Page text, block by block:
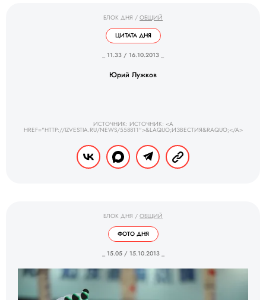
БЛОК ДНЯ / ОБЩИЙ
ЦИТАТА ДНЯ
_ 11.33 / 16.10.2013 _
Юрий Лужков
ИСТОЧНИК: ИСТОЧНИК: <A
HREF="HTTP://IZVESTIA.RU/NEWS/558811">&LAQUO;ИЗВЕСТИЯ&RAQUO;</A>
БЛОК ДНЯ / ОБЩИЙ
ФОТО ДНЯ
_ 15.05 / 15.10.2013 _